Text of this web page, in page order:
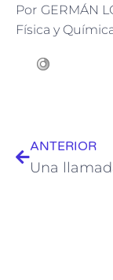
Por GERMÁN
Física y
ANTERIOR